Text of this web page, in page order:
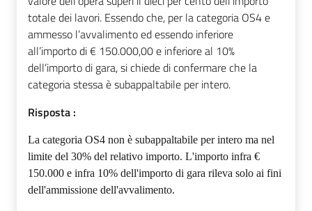
totale dei lavori. Essendo che, per la categoria OS4 e
ammesso l’avvalimento ed essendo inferiore
all’importo di € 150.000,00 e inferiore al 10%
dell’importo di gara, si chiede di confermare che la
categoria stessa è subappaltabile per intero.
Risposta :
La categoria OS4 non è subappaltabile per intero ma nel
limite del 30% del relativo importo. L'importo infra €
150.000 e infra 10% dell'importo di gara rileva solo ai fini
dell'ammissione dell'avvalimento.